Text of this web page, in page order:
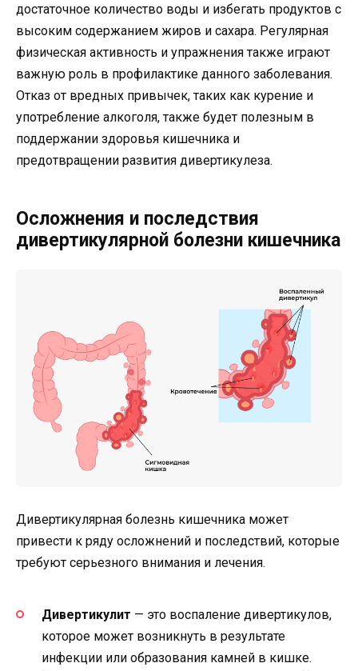
достаточное количество воды и избегать продуктов с
высоким содержанием жиров и сахара. Регулярная
физическая активность и упражнения также играют
важную роль в профилактике данного заболевания.
Отказ от вредных привычек, таких как курение и
употребление алкоголя, также будет полезным в
поддержании здоровья кишечника и
предотвращении развития дивертикулеза.
Осложнения и последствия
дивертикулярной болезни кишечника
Дивертикулярная болезнь кишечника может
привести к ряду осложнений и последствий, которые
требуют серьезного внимания и лечения.
Дивертикулит — это воспаление дивертикулов,
которое может возникнуть в результате
инфекции или образования камней в кишке.